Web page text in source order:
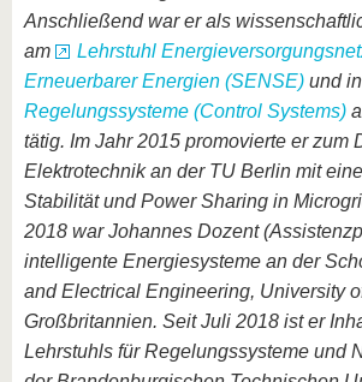
Anschließend war er als
am
Lehrstuhl
Erneuerbarer Energien (SENSE) und
Regelungssysteme (Control Systems)
tätig. Im Jahr 2015 promovierte er zum
Elektrotechnik an der TU Berlin mit
Stabilität und Power Sharing in
2018 war Johannes Dozent
intelligente Energiesysteme an der
and Electrical Engineering, University
Großbritannien. Seit Juli 2018 ist er
Lehrstuhls für Regelungssysteme und